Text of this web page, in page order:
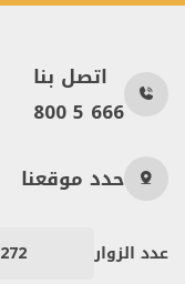
اتصل بنا
800 5 666
حدد موقعنا
عدد الزوار 272